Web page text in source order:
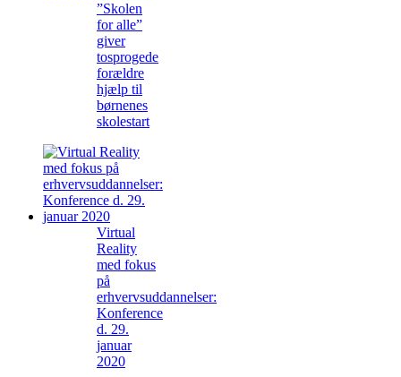
”Skolen
for alle”
giver
tosprogede
forældre
hjælp til
børnenes
skolestart
Virtual
Reality
med fokus
på
erhvervsuddannelser:
Konference
d. 29.
januar
2020